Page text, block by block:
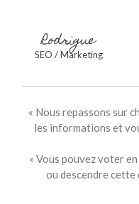
Rodrigue
SEO / Marketing
« Nous repassons sur
les informations et
« Vous pouvez voter
ou descendre cette